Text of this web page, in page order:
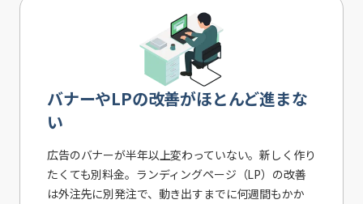
バナーやLPの改善がほとんど進まな
い
広告のバナーが半年以上変わっていない。新しく作り
たくても別料金。ランディングページ（LP）の改善
は外注先に別発注で、動き出すまでに何週間もかか